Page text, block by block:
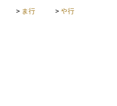
> ま行 > や行